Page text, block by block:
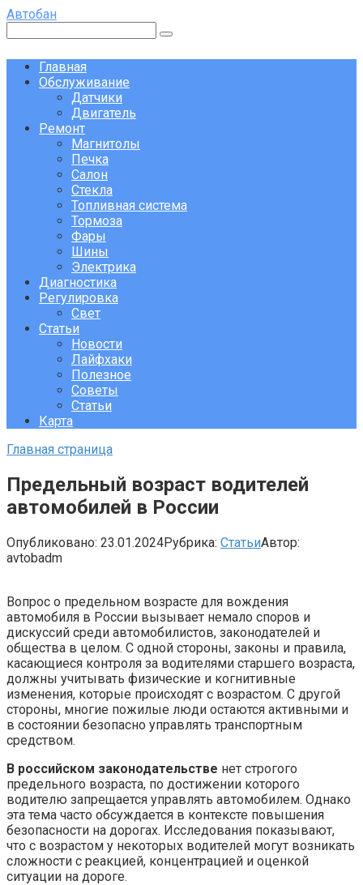
Перейти
контенту
Автобан
Главная
Обслуживание
Датчики
Двигатель
Ремонт
Магнитолы
Печка
Салон
Стекла
Топливная система
Тормоза
Фары
Шины
Электрика
Диагностика
Регулировка
Свет
Статьи
Новости
Лайфхаки
Полезное
Советы
Статьи
Карта
Главная страница
Предельный возраст водителей
автомобилей в России
Опубликовано: 23.01.2024Рубрика: СтатьиАвтор:
avtobadm
Вопрос о предельном возрасте для вождения
автомобиля в России вызывает немало споров и
дискуссий среди автомобилистов, законодателей и
общества в целом. С одной стороны, законы и правила,
касающиеся контроля за водителями старшего возраста,
должны учитывать физические и когнитивные
изменения, которые происходят с возрастом. С другой
стороны, многие пожилые люди остаются активными и
в состоянии безопасно управлять транспортным
средством.
В российском законодательстве нет строгого
предельного возраста, по достижении которого
водителю запрещается управлять автомобилем. Однако
эта тема часто обсуждается в контексте повышения
безопасности на дорогах. Исследования показывают,
что с возрастом у некоторых водителей могут возникать
сложности с реакцией, концентрацией и оценкой
ситуации на дороге.